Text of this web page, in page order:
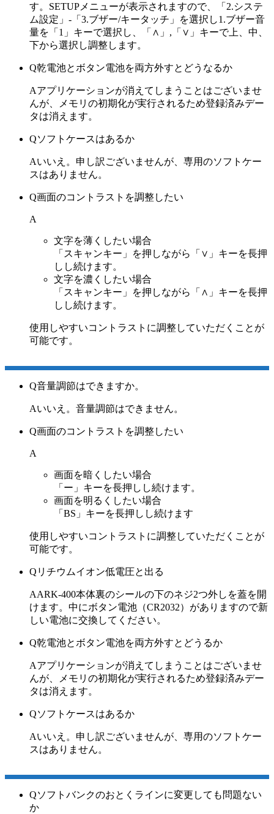
す。SETUPメニューが表示されますので、「2.システ
ム設定」-「3.ブザー/キータッチ」を選択し1.ブザー音
量を「1」キーで選択し、「∧」,「∨」キーで上、中、
下から選択し調整します。
Q乾電池とボタン電池を両方外すとどうなるか
Aアプリケーションが消えてしまうことはございませ
んが、メモリの初期化が実行されるため登録済みデー
タは消えます。
Qソフトケースはあるか
Aいいえ。申し訳ございませんが、専用のソフトケー
スはありません。
Q画面のコントラストを調整したい
A
文字を薄くしたい場合
「スキャンキー」を押しながら「∨」キーを長押
しし続けます。
文字を濃くしたい場合
「スキャンキー」を押しながら「∧」キーを長押
しし続けます。
使用しやすいコントラストに調整していただくことが
可能です。
Q音量調節はできますか。
Aいいえ。音量調節はできません。
Q画面のコントラストを調整したい
A
画面を暗くしたい場合
「ー」キーを長押しし続けます。
画面を明るくしたい場合
「BS」キーを長押しし続けます
使用しやすいコントラストに調整していただくことが
可能です。
Q リチウムイオン低電圧と出る
AARK-400本体裏のシールの下のネジ2つ外しを蓋を開
けます。中にボタン電池（CR2032）がありますので新
しい電池に交換してください。
Q乾電池とボタン電池を両方外すとどうるか
Aアプリケーションが消えてしまうことはございませ
んが、メモリの初期化が実行されるため登録済みデー
タは消えます。
Qソフトケースはあるか
Aいいえ。申し訳ございませんが、専用のソフトケー
スはありません。
Qソフトバンクのおとくラインに変更しても問題ない
か